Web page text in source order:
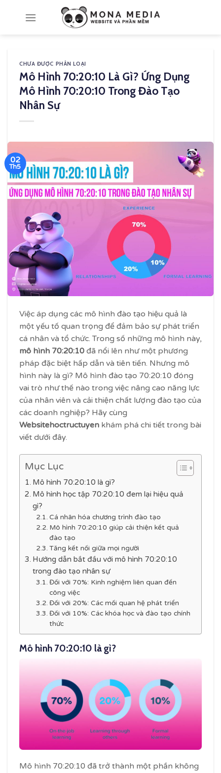
CHƯA ĐƯỢC PHÂN LOẠI
Mô Hình 70:20:10 Là Gì? Ứng Dụng
Mô Hình 70:20:10 Trong Đào Tạo
Nhân Sự
02
Th5
Việc áp dụng các mô hình đào tạo hiệu quả là
một yếu tố quan trọng để đảm bảo sự phát triển
cá nhân và tổ chức. Trong số những mô hình này,
mô hình 70:20:10 đã nổi lên như một phương
pháp đặc biệt hấp dẫn và tiên tiến. Nhưng mô
hình này là gì? Mô hình đào tạo 70:20:10 đóng
vai trò như thế nào trong việc nâng cao năng lực
của nhân viên và cải thiện chất lượng đào tạo của
các doanh nghiệp? Hãy cùng
Websitehoctructuyen khám phá chi tiết trong bài
viết dưới đây.
Mục Lục
Mô hình 70:20:10 là gì?
Mô hình học tập 70:20:10 đem lại hiệu quả
gì?
Cá nhân hóa chương trình đào tạo
Mô hình 70:20:10 giúp cải thiện kết quả
đào tạo
Tăng kết nối giữa mọi người
Hướng dẫn bắt đầu với mô hình 70:20:10
trong đào tạo nhân sự
Đối với 70%: Kinh nghiệm liên quan đến
công việc
Đối với 20%: Các mối quan hệ phát triển
Đối với 10%: Các khóa học và đào tạo chính
thức
Mô hình 70:20:10 là gì?
Mô hình 70:20:10 đã trở thành một phần không